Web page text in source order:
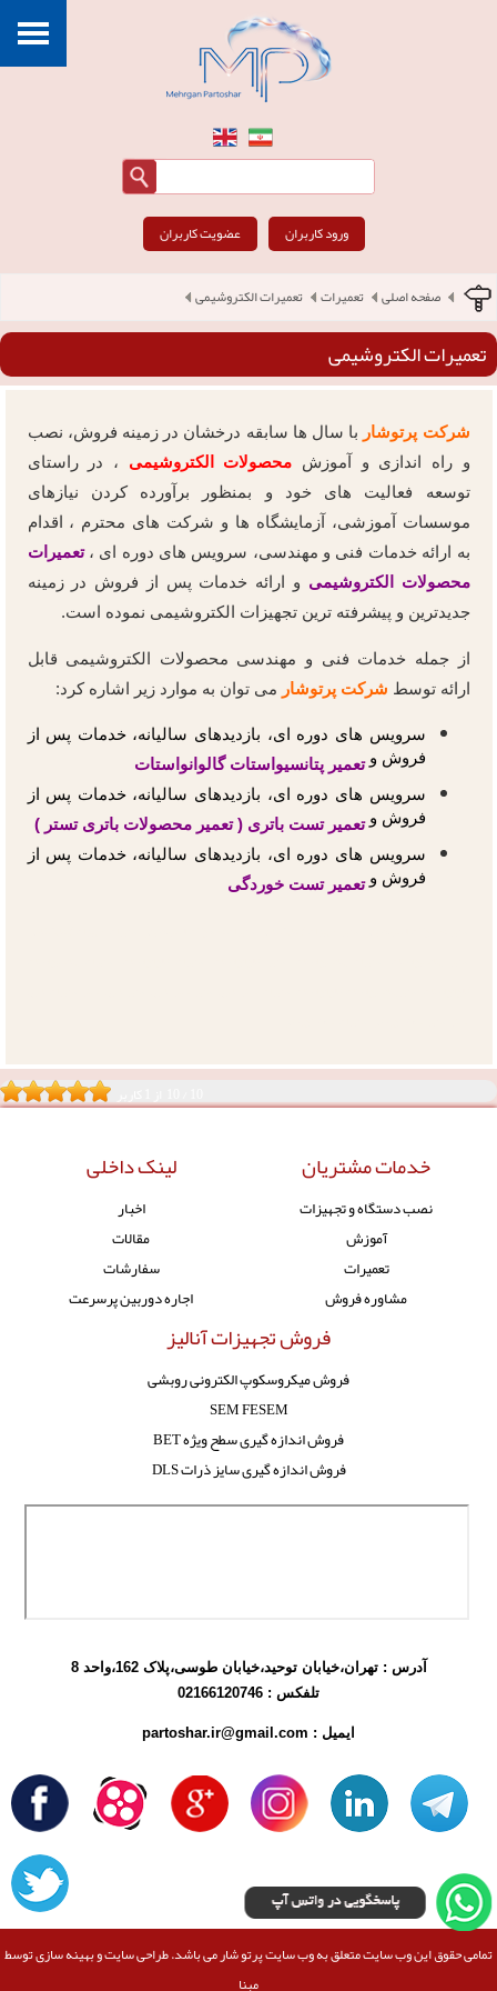
ورود کاربران عضویت کاربران
صفحه اصلی تعمیرات تعمیرات الکتروشیمی
تعمیرات الکتروشیمی
شرکت پرتوشار با سال ها سابقه درخشان در زمینه فروش، نصب
و راه اندازی و آموزش محصولات الکتروشیمی ، در راستای
توسعه فعالیت های خود و بمنظور برآورده کردن نیازهای
موسسات آموزشی، آزمایشگاه ها و شرکت های محترم ، اقدام
به ارائه خدمات فنی و مهندسی، سرویس های دوره ای ،تعمیرات
محصولات الکتروشیمی و ارائه خدمات پس از فروش در زمینه
جدیدترین و پیشرفته ترین تجهیزات الکتروشیمی نموده است.
از جمله خدمات فنی و مهندسی محصولات الکتروشیمی قابل
ارائه توسط شرکت پرتوشار می توان به موارد زیر اشاره کرد:
سرویس های دوره ای، بازدیدهای سالیانه، خدمات پس از
فروش وتعمیر پتانسیواستات گالوانواستات
سرویس های دوره ای، بازدیدهای سالیانه، خدمات پس از
فروش وتعمیر تست باتری ( تعمیر محصولات باتری تستر )
سرویس های دوره ای، بازدیدهای سالیانه، خدمات پس از
فروش وتعمیر تست خوردگی
خدمات مشتریان
نصب دستگاه و تجهیزات
آموزش
تعمیرات
مشاوره فروش
لینک داخلی
اخبار
مقالات
سفارشات
اجاره دوربین پرسرعت
فروش تجهیزات آنالیز
فروش میکروسکوپ الکترونی روبشی
SEM FESEM
فروش اندازه گیری سطح ویژه BET
فروش اندازه گیری سایز ذرات DLS
آدرس : تهران،خیابان توحید،خیابان طوسی،پلاک 162،واحد 8
تلفکس :
ایمیل : partoshar.ir@gmail.com
تمامی حقوق این وب سایت متعلق به وب سایت پرتو شار می باشد.طراحی سایت و بهینه سازی توسط
مبنا